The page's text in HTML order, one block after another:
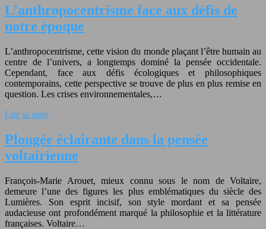
L’anthropocentrisme face aux défis de
notre époque
L’anthropocentrisme, cette vision du monde plaçant l’être humain au
centre de l’univers, a longtemps dominé la pensée occidentale.
Cependant, face aux défis écologiques et philosophiques
contemporains, cette perspective se trouve de plus en plus remise en
question. Les crises environnementales,…
Lire la suite
Plongée éclairante dans la pensée
voltairienne
François-Marie Arouet, mieux connu sous le nom de Voltaire,
demeure l’une des figures les plus emblématiques du siècle des
Lumières. Son esprit incisif, son style mordant et sa pensée
audacieuse ont profondément marqué la philosophie et la littérature
françaises. Voltaire…